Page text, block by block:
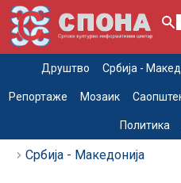
Друштво Србија -
Репортаже Мозаик
Политика
Србија - Македонија